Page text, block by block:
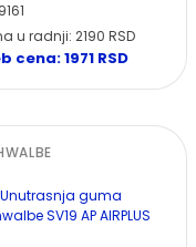
u radnji: 2190 RSD
cena: 1971 RSD